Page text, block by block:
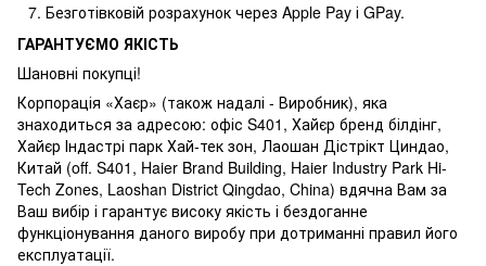
Безготівковій розрахунок через Apple Pay і GPay.
ГАРАНТУЄМО ЯКІСТЬ
Шановні покупці!
Корпорація «Хаєр» (також надалі - Виробник), яка
знаходиться за адресою: офіс S401, Хайєр бренд білдінг,
Хайєр Індастрі парк Хай-тек зон, Лаошан Дістрікт Циндао,
Китай (off. S401, Haier Brand Building, Haier Industry Park Hi-
Tech Zones, Laoshan District Qingdao, China) вдячна Вам за
Ваш вибір і гарантує високу якість і бездоганне
функціонування даного виробу при дотриманні правил його
експлуатації.